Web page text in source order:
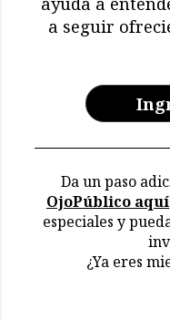
a seguir
Da un paso
OjoPúblico aquí
especiales y
¿Ya eres